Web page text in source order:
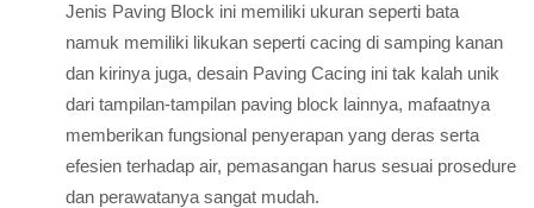
Jenis Paving Block ini memiliki ukuran seperti bata
namuk memiliki likukan seperti cacing di samping kanan
dan kirinya juga, desain Paving Cacing ini tak kalah unik
dari tampilan-tampilan paving block lainnya, mafaatnya
memberikan fungsional penyerapan yang deras serta
efesien terhadap air, pemasangan harus sesuai prosedure
dan perawatanya sangat mudah.